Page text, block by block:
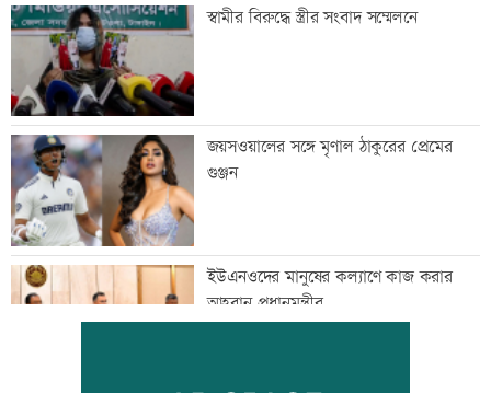
স্বামীর বিরুদ্ধে স্ত্রীর সংবাদ সম্মেলনে
জয়সওয়ালের সঙ্গে মৃণাল ঠাকুরের প্রেমের
গুঞ্জন
ইউএনওদের মানুষের কল্যাণে কাজ করার
আহবান প্রধানমন্ত্রীর